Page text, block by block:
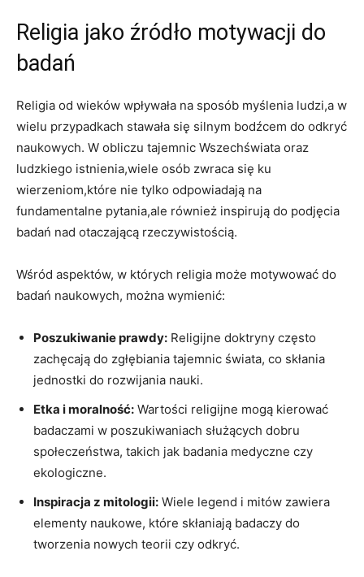
Religia jako źródło motywacji do
badań
Religia od wieków wpływała na sposób myślenia ludzi,a w
wielu przypadkach stawała się silnym bodźcem do odkryć
naukowych. W obliczu tajemnic Wszechświata oraz
ludzkiego istnienia,wiele osób zwraca się ku
wierzeniom,które nie tylko odpowiadają na
fundamentalne pytania,ale również inspirują do podjęcia
badań nad otaczającą rzeczywistością.
Wśród aspektów, w których religia może motywować do
badań naukowych, można wymienić:
Poszukiwanie prawdy: Religijne doktryny często
zachęcają do zgłębiania tajemnic świata, co skłania
jednostki do rozwijania nauki.
Etka i moralność: Wartości religijne mogą kierować
badaczami w poszukiwaniach służących dobru
społeczeństwa, takich jak badania medyczne czy
ekologiczne.
Inspiracja z mitologii: Wiele legend i mitów zawiera
elementy naukowe, które skłaniają badaczy do
tworzenia nowych teorii czy odkryć.